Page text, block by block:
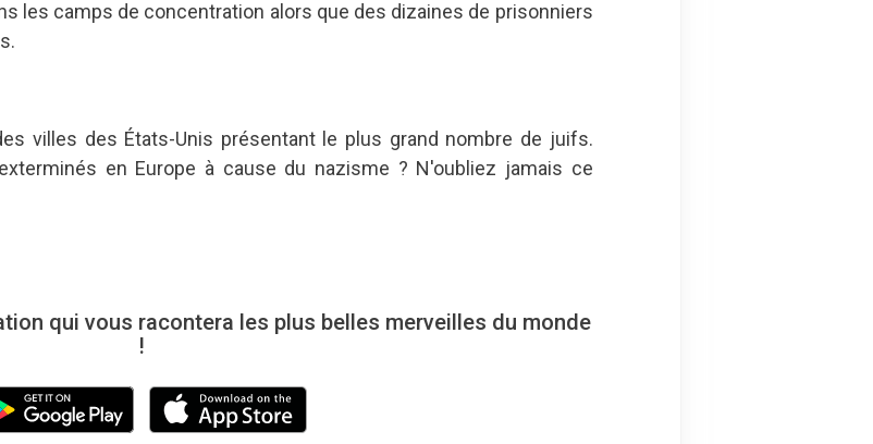
les camps de concentration alors que des dizaines de prisonniers
villes des États-Unis présentant le plus grand nombre de juifs.
en Europe à cause du nazisme ? N'oubliez jamais ce
qui vous racontera les plus belles merveilles du monde
!